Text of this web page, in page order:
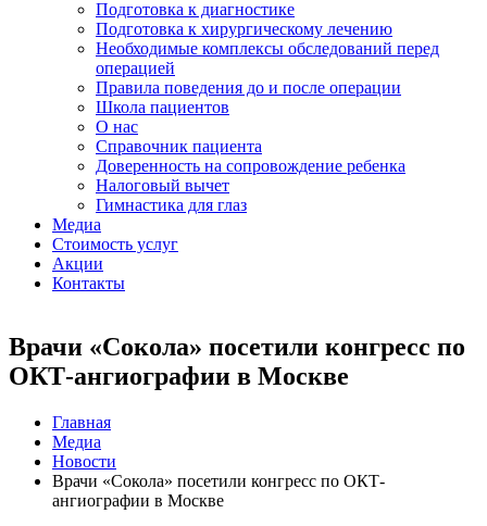
Подготовка к диагностике
Подготовка к хирургическому лечению
Необходимые комплексы обследований перед
операцией
Правила поведения до и после операции
Школа пациентов
О нас
Справочник пациента
Доверенность на сопровождение ребенка
Налоговый вычет
Гимнастика для глаз
Медиа
Стоимость услуг
Акции
Контакты
Врачи «Сокола» посетили конгресс по
ОКТ-ангиографии в Москве
Главная
Медиа
Новости
Врачи «Сокола» посетили конгресс по ОКТ-
ангиографии в Москве